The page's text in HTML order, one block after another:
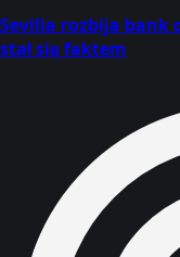
Sevilla rozbija bank
stał się faktem